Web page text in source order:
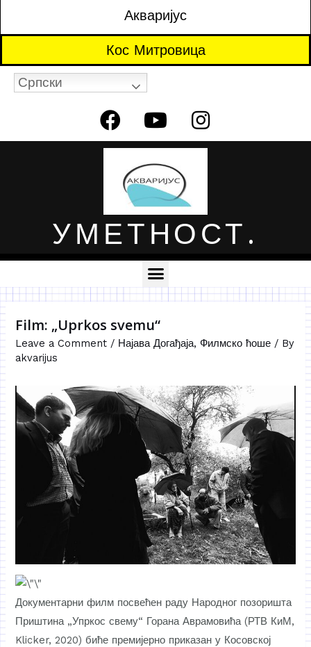
Акваријус
Кос Митровица
Српски
УМЕТНОСТ.
Film: „Uprkos svemu“
Leave a Comment / Најава Догађаја,Филмско ћоше / By
akvarijus
Документарни филм посвећен раду Народног позоришта
Приштина „Упркос свему“ Горана Аврамовића (РТВ КиМ,
Klicker, 2020) биће премијерно приказан у Косовској